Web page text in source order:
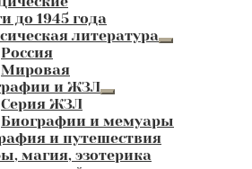
до 1945 года
литература
Развернутое
Россия
Мировая
и ЖЗЛ
Развернутое
меню
Серия ЖЗЛ
Биографии и мемуары
и путешествия
магия, эзотерика